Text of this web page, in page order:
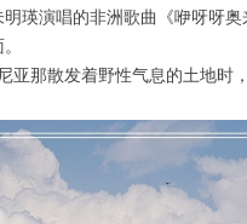
演唱的非洲歌曲《咿呀呀奥
那散发着野性气息的土地时